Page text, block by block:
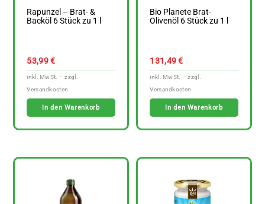
Rapunzel – Brat- &
Backöl 6 Stück zu 1 l
53,99€
In den Warenkorb
Bio Planete Brat-
Olivenöl 6 Stück zu 1 l
131,49€
In den Warenkorb